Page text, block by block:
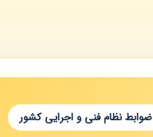
ضوابط نظام فنی و اجرایی کشور